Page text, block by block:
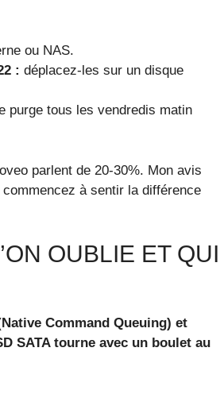
ou NAS.
: déplacez-les sur un disque
purge tous les vendredis matin
parlent de 20-30%. Mon avis
à sentir la différence
OUBLIE ET QUI
Command Queuing) et
SATA tourne avec un boulet au